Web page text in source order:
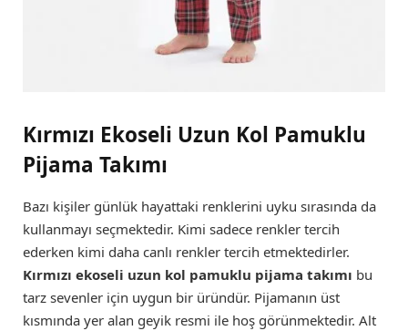
Kırmızı Ekoseli Uzun Kol Pamuklu
Pijama Takımı
Bazı kişiler günlük hayattaki renklerini uyku sırasında da
kullanmayı seçmektedir. Kimi sadece renkler tercih
ederken kimi daha canlı renkler tercih etmektedirler.
Kırmızı ekoseli uzun kol pamuklu pijama takımı bu
tarz sevenler için uygun bir üründür. Pijamanın üst
kısmında yer alan geyik resmi ile hoş görünmektedir. Alt